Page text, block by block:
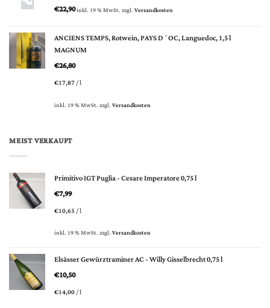
€22,90inkl. 19 % MwSt.zzgl.Versandkosten
ANCIENS TEMPS, Rotwein, PAYS D´OC, Languedoc, 1,5 l
MAGNUM
€26,80
€17,87/l
inkl. 19 % MwSt.zzgl.Versandkosten
MEIST VERKAUFT
Primitivo IGT Puglia - Cesare Imperatore 0,75 l
€7,99
€10,65/l
inkl. 19 % MwSt.zzgl.Versandkosten
Elsässer Gewürztraminer AC - Willy Gisselbrecht 0,75 l
€10,50
€14,00/l